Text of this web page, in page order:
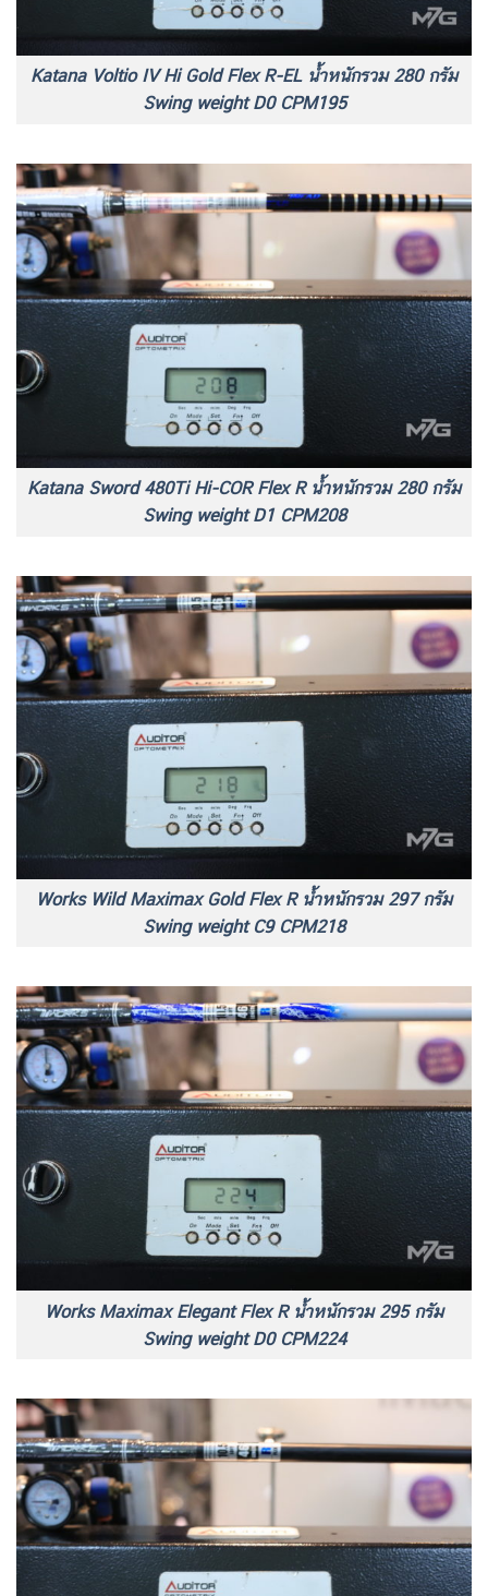
Katana Voltio IV Hi Gold Flex R-EL น้ำหนักรวม 280 กรัม
Swing weight D0 CPM195
Katana Sword 480Ti Hi-COR Flex R น้ำหนักรวม 280 กรัม
Swing weight D1 CPM208
Works Wild Maximax Gold Flex R น้ำหนักรวม 297 กรัม
Swing weight C9 CPM218
Works Maximax Elegant Flex R น้ำหนักรวม 295 กรัม
Swing weight D0 CPM224